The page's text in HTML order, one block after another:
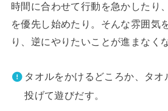
時間に合わせて行動を急かしたり
を優先し始めたり。そんな雰囲気
り、逆にやりたいことが進まなく
タオルをかけるどころか、タオ
投げて遊びだす。